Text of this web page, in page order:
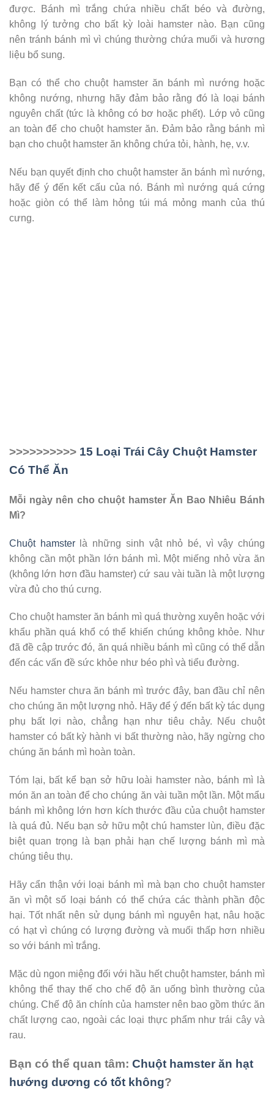
được. Bánh mì trắng chứa nhiều chất béo và đường,
không lý tưởng cho bất kỳ loài hamster nào. Bạn cũng
nên tránh bánh mì vì chúng thường chứa muối và hương
liệu bổ sung.
Bạn có thể cho chuột hamster ăn bánh mì nướng hoặc
không nướng, nhưng hãy đảm bảo rằng đó là loại bánh
nguyên chất (tức là không có bơ hoặc phết). Lớp vỏ cũng
an toàn để cho chuột hamster ăn. Đảm bảo rằng bánh mì
bạn cho chuột hamster ăn không chứa tỏi, hành, hẹ, v.v.
Nếu bạn quyết định cho chuột hamster ăn bánh mì nướng,
hãy để ý đến kết cấu của nó. Bánh mì nướng quá cứng
hoặc giòn có thể làm hỏng túi má mỏng manh của thú
cưng.
>>>>>>>>>> 15 Loại Trái Cây Chuột Hamster
Có Thể Ăn
Mỗi ngày nên cho chuột hamster Ăn Bao Nhiêu Bánh
Mì?
Chuột hamsterlà những sinh vật nhỏ bé, vì vậy chúng
không cần một phần lớn bánh mì. Một miếng nhỏ vừa ăn
(không lớn hơn đầu hamster) cứ sau vài tuần là một lượng
vừa đủ cho thú cưng.
Cho chuột hamster ăn bánh mì quá thường xuyên hoặc với
khẩu phần quá khổ có thể khiến chúng không khỏe. Như
đã đề cập trước đó, ăn quá nhiều bánh mì cũng có thể dẫn
đến các vấn đề sức khỏe như béo phì và tiểu đường.
Nếu hamster chưa ăn bánh mì trước đây, ban đầu chỉ nên
cho chúng ăn một lượng nhỏ. Hãy để ý đến bất kỳ tác dụng
phụ bất lợi nào, chẳng hạn như tiêu chảy. Nếu chuột
hamster có bất kỳ hành vi bất thường nào, hãy ngừng cho
chúng ăn bánh mì hoàn toàn.
Tóm lại, bất kể bạn sở hữu loài hamster nào, bánh mì là
món ăn an toàn để cho chúng ăn vài tuần một lần. Một mẩu
bánh mì không lớn hơn kích thước đầu của chuột hamster
là quá đủ. Nếu bạn sở hữu một chú hamster lùn, điều đặc
biệt quan trọng là bạn phải hạn chế lượng bánh mì mà
chúng tiêu thụ.
Hãy cẩn thận với loại bánh mì mà bạn cho chuột hamster
ăn vì một số loại bánh có thể chứa các thành phần độc
hại. Tốt nhất nên sử dụng bánh mì nguyên hạt, nâu hoặc
có hạt vì chúng có lượng đường và muối thấp hơn nhiều
so với bánh mì trắng.
Mặc dù ngon miệng đối với hầu hết chuột hamster, bánh mì
không thể thay thế cho chế độ ăn uống bình thường của
chúng. Chế độ ăn chính của hamster nên bao gồm thức ăn
chất lượng cao, ngoài các loại thực phẩm như trái cây và
rau.
Bạn có thể quan tâm: Chuột hamster ăn hạt
hướng dương có tốt không?